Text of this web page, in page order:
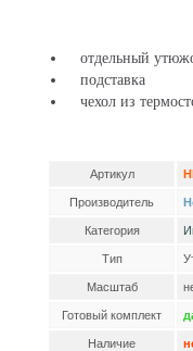
отдельный
подставка
чехол из
Артикул
Производитель
Категория
Тип
Масштаб
Готовый комплект
Наличие